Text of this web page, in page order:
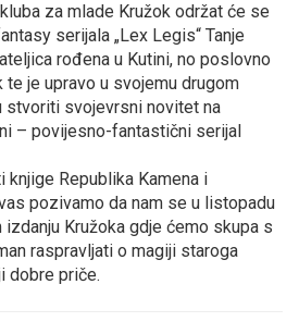
za mlade Kružok održat će se
serijala „Lex Legis“ Tanje
rođena u Kutini, no poslovno
te je upravo u svojemu drugom
stvoriti svojevrsni novitet na
– povijesno-fantastični serijal
knjige Republika Kamena i
pozivamo da nam se u listopadu
Kružoka gdje ćemo skupa s
raspravljati o magiji staroga
dobre priče.